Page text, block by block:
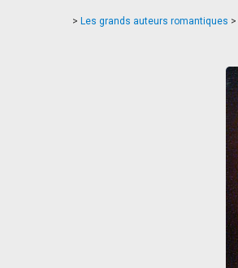
> Les grands auteurs romantiques >